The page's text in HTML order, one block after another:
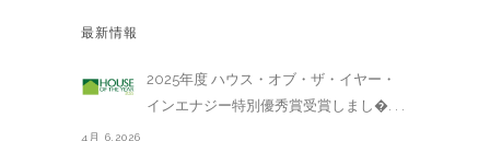
最新情報
2025年度 ハウス・オブ・ザ・イヤー・
インエナジー特別優秀賞受賞しまし�. . .
4月 6,2026